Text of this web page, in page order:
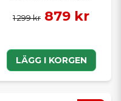
1 299 kr 879 kr
LÄGG I KORGEN